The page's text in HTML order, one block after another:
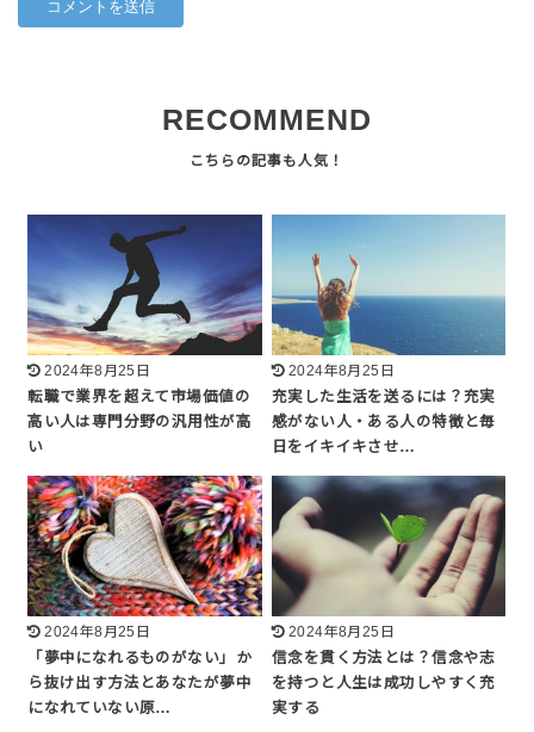
RECOMMEND
2024年8月25日
転職で業界を超えて市場価値の
高い人は専門分野の汎用性が高
い
2024年8月25日
充実した生活を送るには？充実
感がない人・ある人の特徴と毎
日をイキイキさせ…
2024年8月25日
「夢中になれるものがない」か
ら抜け出す方法とあなたが夢中
になれていない原…
2024年8月25日
信念を貫く方法とは？信念や志
を持つと人生は成功しやすく充
実する